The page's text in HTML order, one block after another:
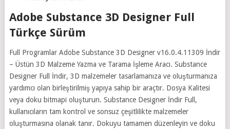
Adobe Substance 3D Designer Full
Türkçe Sürüm
Full Programlar Adobe Substance 3D Designer v16.0.4.11309 İndir
– Üstün 3D Malzeme Yazma ve Tarama İşleme Aracı. Substance
Designer Full İndir, 3D malzemeler tasarlamanıza ve oluşturmanıza
yardımcı olan birleştirilmiş yapıya sahip bir araçtır. Dosya Kalitesi
veya doku bitmapi oluşturun. Substance Designer İndir Full,
kullanıcıların tam kontrol ve sonsuz çeşitlilikte malzemeler
oluşturmasına olanak tanır. Dokuyu tamamen düzenleyin ve doku